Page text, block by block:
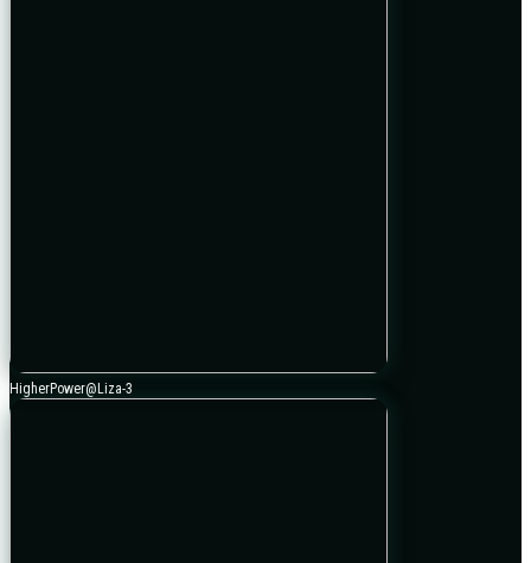
HigherPower@Liza-3